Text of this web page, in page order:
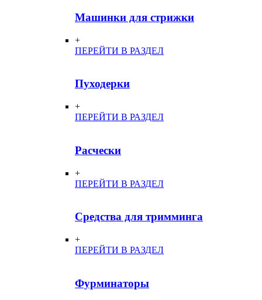
Машинки для стрижки
+
ПЕРЕЙТИ В РАЗДЕЛ
Пуходерки
+
ПЕРЕЙТИ В РАЗДЕЛ
Расчески
+
ПЕРЕЙТИ В РАЗДЕЛ
Средства для тримминга
+
ПЕРЕЙТИ В РАЗДЕЛ
Фурминаторы